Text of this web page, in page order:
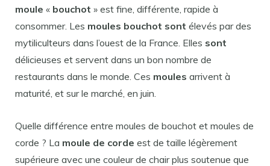
moule « bouchot » est fine, différente, rapide à
consommer. Les moules bouchot sont élevés par des
mytiliculteurs dans l’ouest de la France. Elles sont
délicieuses et servent dans un bon nombre de
restaurants dans le monde. Ces moules arrivent à
maturité, et sur le marché, en juin.
Quelle différence entre moules de bouchot et moules de
corde ? La moule de corde est de taille légèrement
supérieure avec une couleur de chair plus soutenue que